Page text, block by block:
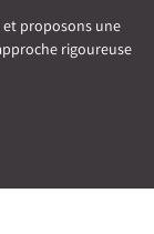
et proposons une
rigoureuse